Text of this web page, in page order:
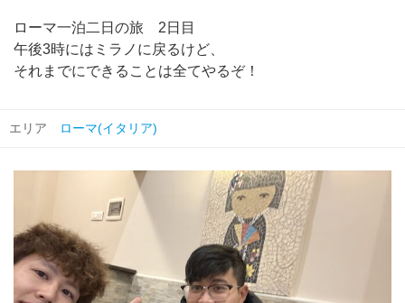
ローマ一泊二日の旅 2日目
午後3時にはミラノに戻るけど、
それまでにできることは全てやるぞ！
エリア ローマ(イタリア)